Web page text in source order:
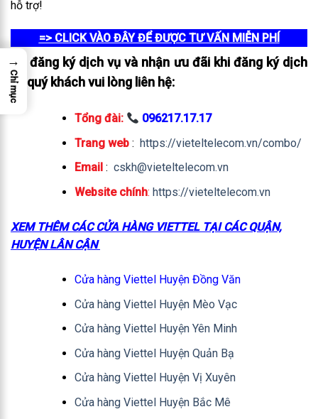
hỗ trợ!
=> CLICK VÀO ĐÂY ĐỂ ĐƯỢC TƯ VẤN MIỄN PHÍ
Để đăng ký dịch vụ và nhận ưu đãi khi đăng ký dịch
vụ quý khách vui lòng liên hệ:
Tổng đài:
096217.17.17
Trang web: https://vieteltelecom.vn/combo/
Email : cskh@vieteltelecom.vn
Website chính: https://vieteltelecom.vn
XEM THÊM CÁC CỬA HÀNG VIETTEL TẠI CÁC QUẬN,
HUYỆN LÂN CẬN
Cửa hàng Viettel Huyện Đồng Văn
Cửa hàng Viettel Huyện Mèo Vạc
Cửa hàng Viettel Huyện Yên Minh
Cửa hàng Viettel Huyện Quản Bạ
Cửa hàng Viettel Huyện Vị Xuyên
Cửa hàng Viettel Huyện Bắc Mê
→
Chỉ mục